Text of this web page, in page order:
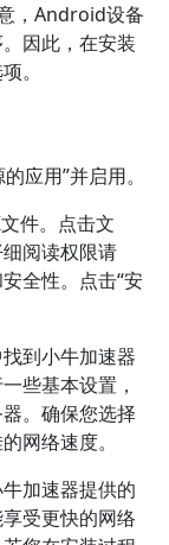
，Android设备
因此，在安装
。
应用”并启用。
件。点击文
阅读权限请
全性。点击“安
到小牛加速器
些基本设置，
。确保您选择
网络速度。
加速器提供的
受更快的网络